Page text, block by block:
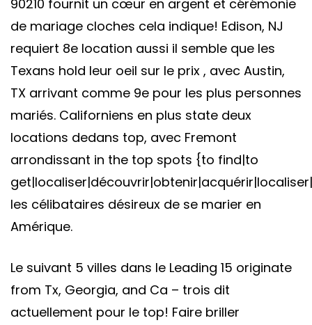
90210 fournit un cœur en argent et cérémonie
de mariage cloches cela indique! Edison, NJ
requiert 8e location aussi il semble que les
Texans hold leur oeil sur le prix , avec Austin,
TX arrivant comme 9e pour les plus personnes
mariés. Californiens en plus state deux
locations dedans top, avec Fremont
arrondissant in the top spots {to find|to
les célibataires désireux de se marier en
Amérique.
Le suivant 5 villes dans le Leading 15 originate
from Tx, Georgia, and Ca – trois dit
actuellement pour le top! Faire briller